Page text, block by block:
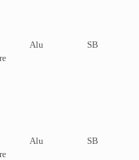
Alu SB
Alu SB